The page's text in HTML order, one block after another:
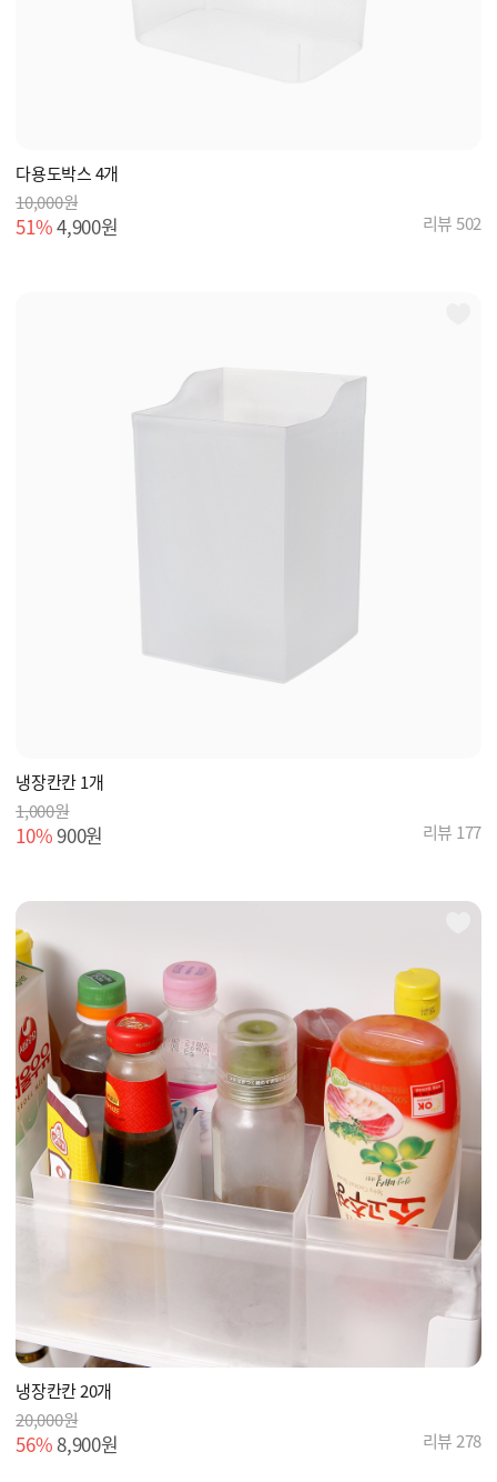
다용도박스 4개
10,000원
51%4,900원 리뷰 502
냉장칸칸 1개
1,000원
10%900원 리뷰 177
냉장칸칸 20개
20,000원
56%8,900원 리뷰 278